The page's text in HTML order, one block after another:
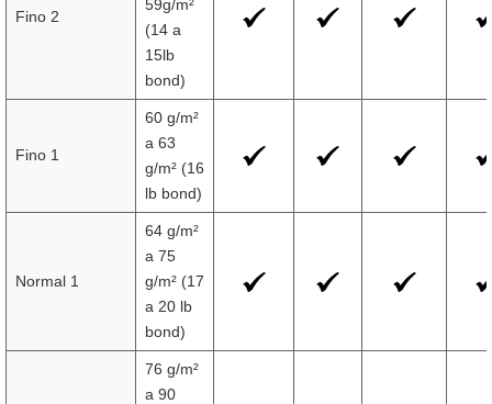
Fino 2
59g/m²
(14 a
15lb
bond)
Fino 1
60 g/m²
a 63
g/m² (16
lb bond)
Normal 1
64 g/m²
a 75
g/m² (17
a 20 lb
bond)
76 g/m²
a 90